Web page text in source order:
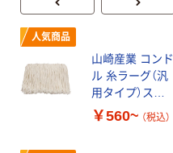
人気商品
山崎産業 コンド
ル 糸ラーグ（汎
用タイプ）スプ
リングモップス
ペア 水拭きモッ
￥560~ （税込）